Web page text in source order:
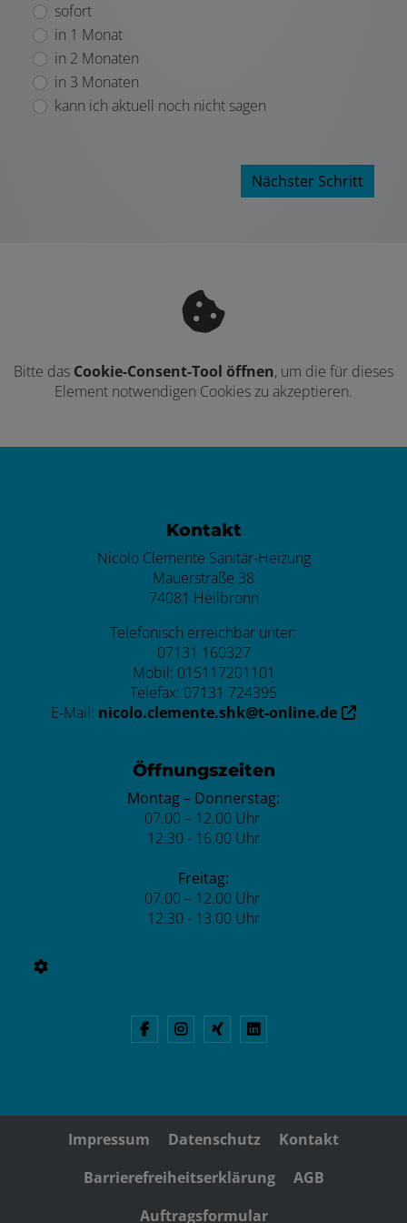
sofort
in 1 Monat
in 2 Monaten
in 3 Monaten
kann ich aktuell noch nicht sagen
Nächster Schritt
Bitte das Cookie-Consent-Tool öffnen, um die für dieses
Element notwendigen Cookies zu akzeptieren.
Kontakt
Nicolo Clemente Sanitär-Heizung
Mauerstraße 38
74081 Heilbronn
Telefonisch erreichbar unter:
07131 160327
Mobil: 015117201101
Telefax: 07131 724395
E-Mail: nicolo.clemente.shk@t-online.de
Öffnungszeiten
Montag – Donnerstag:
07.00 – 12.00 Uhr
12.30 - 16.00 Uhr
Freitag:
07.00 – 12.00 Uhr
12.30 - 13.00 Uhr
Impressum Datenschutz
Kontakt
Barrierefreiheitserklärung
AGB
Auftragsformular